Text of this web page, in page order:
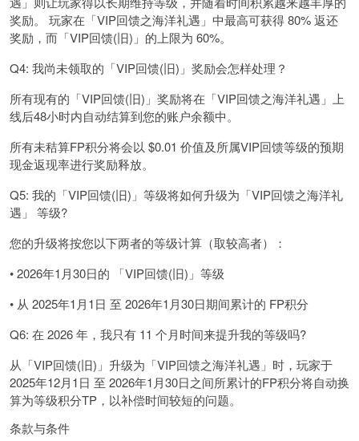
奖励。 玩家在「VIP回馈之海洋礼遇」中最高可获得 80% 返还
奖励，而「VIP回馈(旧)」的上限为 60%。
Q4: 我尚未领取的「VIP回馈(旧)」奖励会怎样处理？
所有现有的「VIP回馈(旧)」奖励将在「VIP回馈之海洋礼遇」上
线后48小时内自动结算到您的账户余额中。
所有未秸算FP积分将会以 $0.01 价值及所属VIP回馈等级的预期
现金返现率进行奖励释放。
Q5: 我的「VIP回馈(旧)」等级将如何升级为「VIP回馈之海洋礼
遇」 等级?
您的升级将按您以下两者的等级计算（取较高者）：
• 2026年1月30日的 「VIP回馈(旧)」等级
• 从 2025年1月1日 至 2026年1月30日期间累计的 FP积分
Q6: 在 2026 年，我只有 11 个月时间来提升我的等级吗?
从「VIP回馈(旧)」升级为「VIP回馈之海洋礼遇」时，玩家于
2025年12月1日 至 2026年1月30日之间所累计的FP积分将自动换
算为等级积分TP，以补偿时间较短的问题。
条款与条件